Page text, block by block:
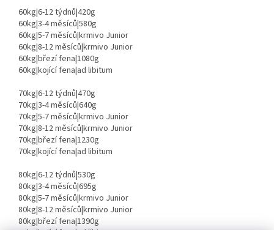
60kg|6-12 týdnů|420g
60kg|3-4 měsíců|580g
60kg|5-7 měsíců|krmivo Junior
60kg|8-12 měsíců|krmivo Junior
60kg|březí fena|1080g
60kg|kojící fena|ad libitum
70kg|6-12 týdnů|470g
70kg|3-4 měsíců|640g
70kg|5-7 měsíců|krmivo Junior
70kg|8-12 měsíců|krmivo Junior
70kg|březí fena|1230g
70kg|kojící fena|ad libitum
80kg|6-12 týdnů|530g
80kg|3-4 měsíců|695g
80kg|5-7 měsíců|krmivo Junior
80kg|8-12 měsíců|krmivo Junior
80kg|březí fena|1390g